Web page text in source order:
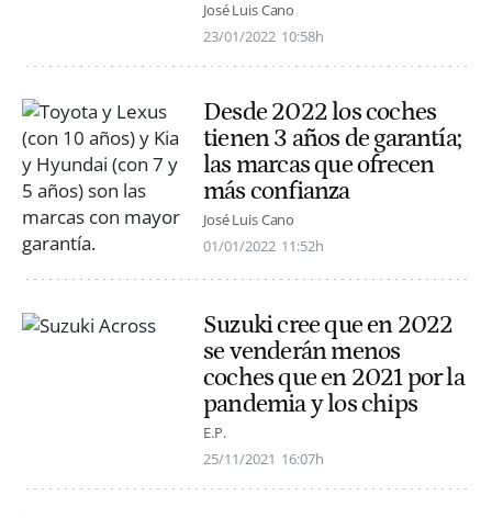
José Luis Cano
23/01/2022 10:58h
Desde 2022 los coches
tienen 3 años de garantía;
las marcas que ofrecen
más confianza
José Luis Cano
01/01/2022 11:52h
Suzuki cree que en 2022
se venderán menos
coches que en 2021 por la
pandemia y los chips
E.P.
25/11/2021 16:07h